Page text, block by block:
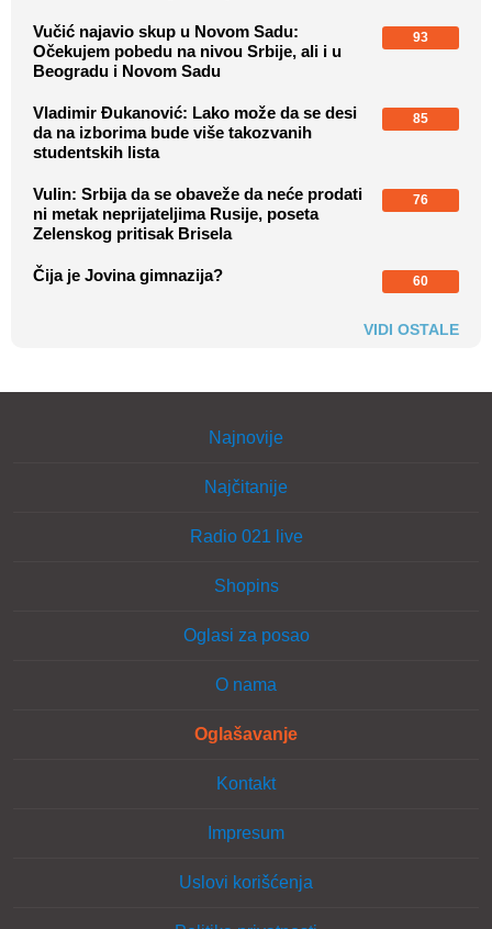
Vučić najavio skup u Novom Sadu:
Očekujem pobedu na nivou Srbije, ali i u
Beogradu i Novom Sadu
93
Vladimir Đukanović: Lako može da se desi
da na izborima bude više takozvanih
studentskih lista
85
Vulin: Srbija da se obaveže da neće prodati
ni metak neprijateljima Rusije, poseta
Zelenskog pritisak Brisela
76
Čija je Jovina gimnazija? 60
VIDI OSTALE
Najnovije
Najčitanije
Radio 021 live
Shopins
Oglasi za posao
O nama
Oglašavanje
Kontakt
Impresum
Uslovi korišćenja